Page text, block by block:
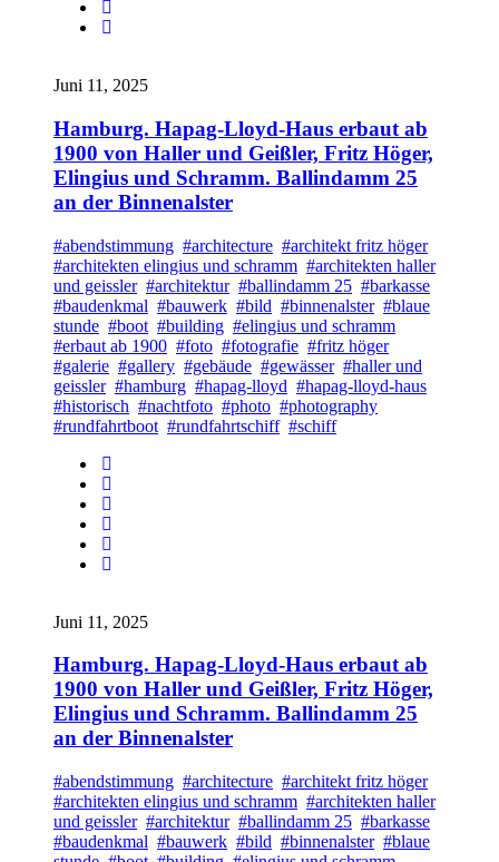
Juni 11, 2025
Hamburg. Hapag-Lloyd-Haus erbaut ab
1900 von Haller und Geißler, Fritz Höger,
Elingius und Schramm. Ballindamm 25
an der Binnenalster
#abendstimmung #architecture #architekt fritz höger
#architekten elingius und schramm #architekten haller
und geissler #architektur #ballindamm 25 #barkasse
#baudenkmal #bauwerk #bild #binnenalster #blaue
stunde #boot #building #elingius und schramm
#erbaut ab 1900 #foto #fotografie #fritz höger
#galerie #gallery #gebäude #gewässer #haller und
geissler #hamburg #hapag-lloyd #hapag-lloyd-haus
#historisch #nachtfoto #photo #photography
#rundfahrtboot #rundfahrtschiff #schiff
Juni 11, 2025
Hamburg. Hapag-Lloyd-Haus erbaut ab
1900 von Haller und Geißler, Fritz Höger,
Elingius und Schramm. Ballindamm 25
an der Binnenalster
#abendstimmung #architecture #architekt fritz höger
#architekten elingius und schramm #architekten haller
und geissler #architektur #ballindamm 25 #barkasse
#baudenkmal #bauwerk #bild #binnenalster #blaue